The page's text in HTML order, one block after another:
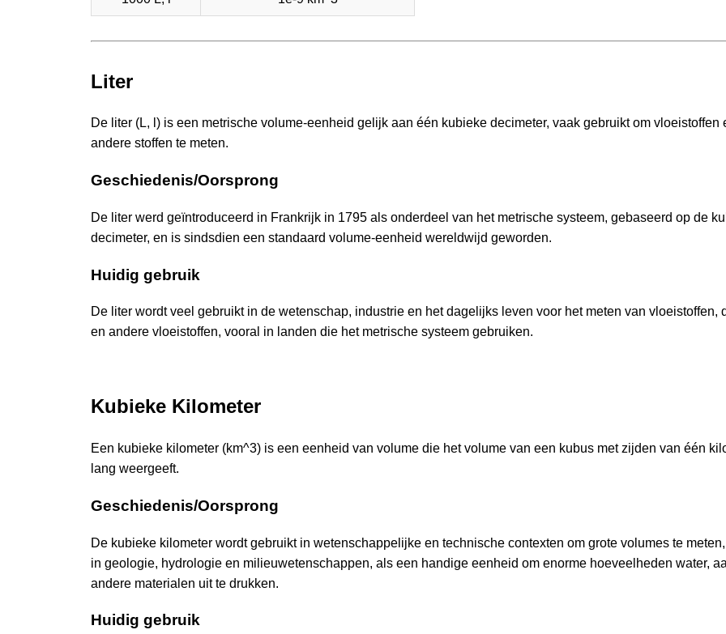
Liter
De liter (L, l) is een metrische volume-eenheid gelijk aan één kubieke decimeter, vaak gebruikt om vloeistoffen
andere stoffen te meten.
Geschiedenis/Oorsprong
De liter werd geïntroduceerd in Frankrijk in 1795 als onderdeel van het metrische systeem, gebaseerd op de
decimeter, en is sindsdien een standaard volume-eenheid wereldwijd geworden.
Huidig gebruik
De liter wordt veel gebruikt in de wetenschap, industrie en het dagelijks leven voor het meten van vloeistoffen,
en andere vloeistoffen, vooral in landen die het metrische systeem gebruiken.
Kubieke Kilometer
Een kubieke kilometer (km^3) is een eenheid van volume die het volume van een kubus met zijden van één
lang weergeeft.
Geschiedenis/Oorsprong
De kubieke kilometer wordt gebruikt in wetenschappelijke en technische contexten om grote volumes te meten,
in geologie, hydrologie en milieuwetenschappen, als een handige eenheid om enorme hoeveelheden water,
andere materialen uit te drukken.
Huidig gebruik